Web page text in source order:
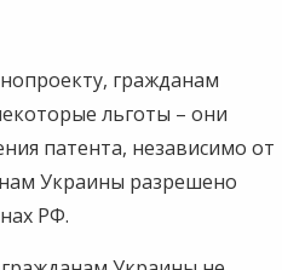
гражданам
льготы – они
патента, независимо от
Украины разрешено
РФ.